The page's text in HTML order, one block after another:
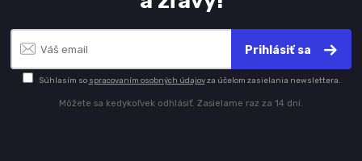
Prihlásiť sa
Súhlasím so spracovaním osobných údajovza účelom zasielania newslettera.
Môžete sa kedykoľvek odhlásiť. Zasielame raz za 14 dní.